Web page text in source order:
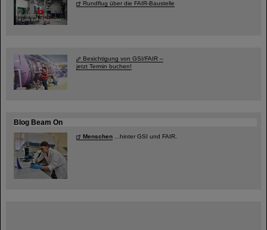
Rundflug über die FAIR-Baustelle
Besichtigung von GSI/FAIR –
jetzt Termin buchen!
Blog Beam On
Menschen ...hinter GSI und FAIR.